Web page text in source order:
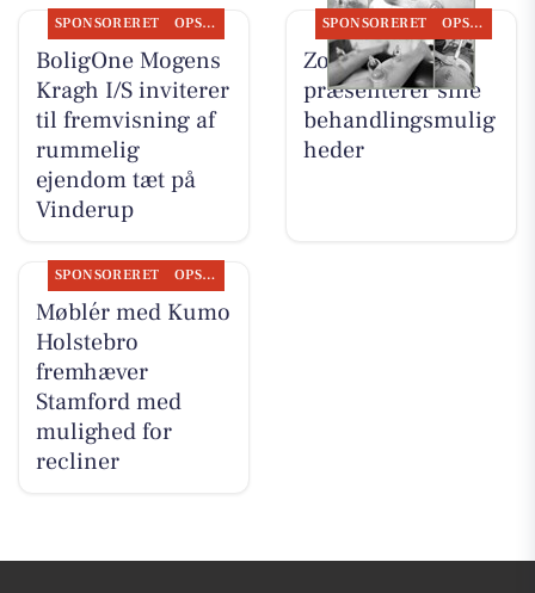
SPONSORERET OPSLAGSTAVLEN
BoligOne Mogens
Kragh I/S inviterer
til fremvisning af
rummelig
ejendom tæt på
Vinderup
SPONSORERET OPSLAGSTAVLEN
Zones By Gitte
præsenterer sine
behandlingsmulig
heder
SPONSORERET OPSLAGSTAVLEN
Møblér med Kumo
Holstebro
fremhæver
Stamford med
mulighed for
recliner